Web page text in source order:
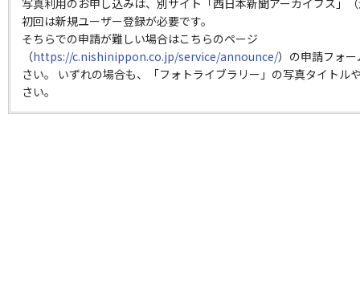
写真利用のお申し込みは、別サイト「西日本新聞アーカイブス」
初回は新規ユーザー登録が必要です。
そちらでの申請が難しい場合はこちらのページ
（https://c.nishinippon.co.jp/service/announce/）の申請フォ
さい。 いずれの場合も、「フォトライブラリー」の写真タイトル
さい。